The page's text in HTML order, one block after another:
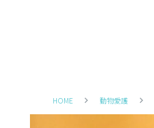
HOME 動物愛護